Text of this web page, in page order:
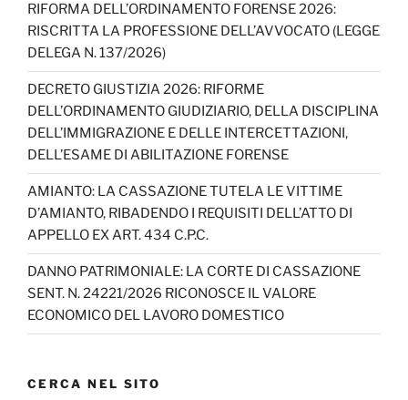
RIFORMA DELL’ORDINAMENTO FORENSE 2026:
RISCRITTA LA PROFESSIONE DELL’AVVOCATO (LEGGE
DELEGA N. 137/2026)
DECRETO GIUSTIZIA 2026: RIFORME
DELL’ORDINAMENTO GIUDIZIARIO, DELLA DISCIPLINA
DELL’IMMIGRAZIONE E DELLE INTERCETTAZIONI,
DELL’ESAME DI ABILITAZIONE FORENSE
AMIANTO: LA CASSAZIONE TUTELA LE VITTIME
D’AMIANTO, RIBADENDO I REQUISITI DELL’ATTO DI
APPELLO EX ART. 434 C.P.C.
DANNO PATRIMONIALE: LA CORTE DI CASSAZIONE
SENT. N. 24221/2026 RICONOSCE IL VALORE
ECONOMICO DEL LAVORO DOMESTICO
CERCA NEL SITO